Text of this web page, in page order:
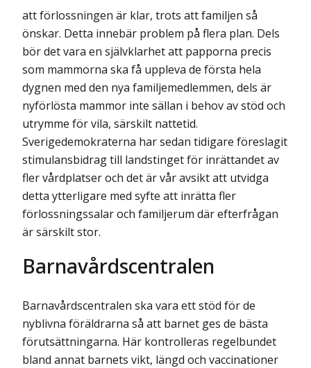
att förlossningen är klar, trots att familjen så
önskar. Detta innebär problem på flera plan. Dels
bör det vara en självklarhet att papporna precis
som mammorna ska få uppleva de första hela
dygnen med den nya familjemedlemmen, dels är
nyförlösta mammor inte sällan i behov av stöd och
utrymme för vila, särskilt nattetid.
Sverigedemokraterna har sedan tidigare föreslagit
stimulansbidrag till landstinget för inrättandet av
fler vårdplatser och det är vår avsikt att utvidga
detta ytterligare med syfte att inrätta fler
förlossningssalar och familjerum där efterfrågan
är särskilt stor.
Barnavårdscentralen
Barnavårdscentralen ska vara ett stöd för de
nyblivna föräldrarna så att barnet ges de bästa
förutsättningarna. Här kontrolleras regelbundet
bland annat barnets vikt, längd och vaccinationer